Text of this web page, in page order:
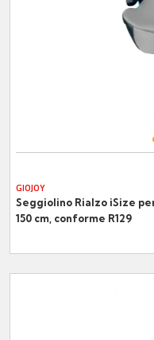
GIOJOY
Seggiolino Rialzo iSize
150 cm, conforme R129